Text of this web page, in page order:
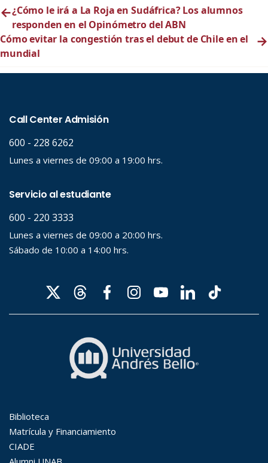
←¿Cómo le irá a La Roja en Sudáfrica? Los alumnos
responden en el Opinómetro del ABN
Cómo evitar la congestión tras el debut de Chile en el
mundial
→